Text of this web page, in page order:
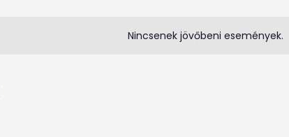
Nincsenek jövőbeni események.